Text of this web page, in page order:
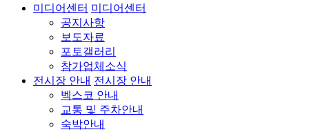
미디어센터 미디어센터
공지사항
보도자료
포토갤러리
참가업체소식
전시장 안내 전시장 안내
벡스코 안내
교통 및 주차안내
숙박안내